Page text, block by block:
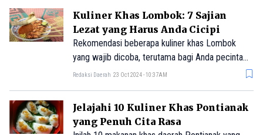
Kuliner Khas Lombok: 7 Sajian
Lezat yang Harus Anda Cicipi
Rekomendasi beberapa kuliner khas Lombok
yang wajib dicoba, terutama bagi Anda pecinta
makanan pedas!
Redaksi Daerah 23 Oct 2024 - 10:37AM
Jelajahi 10 Kuliner Khas Pontianak
yang Penuh Cita Rasa